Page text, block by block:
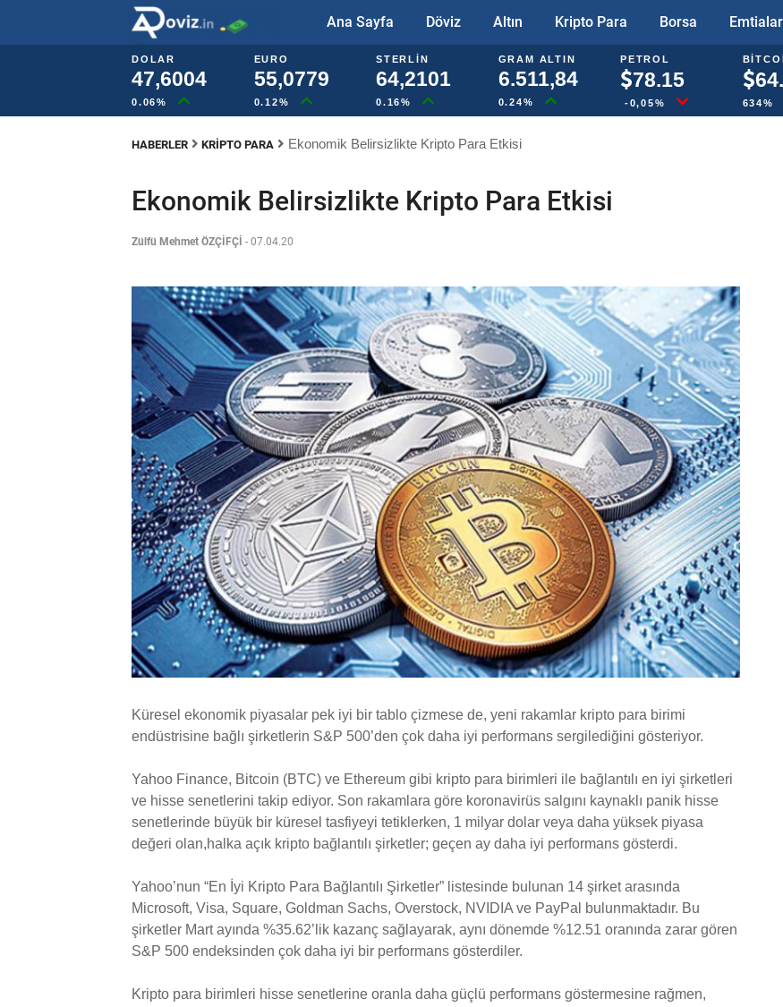
Ana Sayfa Döviz Altın Kripto Para Borsa Emtialar
DOLAR
47,6004
0.06%
EURO
55,0779
0.12%
STERLIN
64,2101
0.16%
GRAM ALTIN
6.511,84
0.24%
PETROL
78.15
-0,05% 634%
HABERLER KRIPTO PARA Ekonomik Belirsizlikte Kripto Para Etkisi
Ekonomik Belirsizlikte Kripto Para Etkisi
Zülfü Mehmet ÖZÇİFÇİ - 07.04.20
Küresel ekonomik piyasalar pek iyi bir tablo çizmese de, yeni rakamlar kripto para birimi
endüstrisine bağlı şirketlerin S&P 500’den çok daha iyi performans sergilediğini gösteriyor.
Yahoo Finance, Bitcoin (BTC) ve Ethereum gibi kripto para birimleri ile bağlantılı en iyi şirketleri
ve hisse senetlerini takip ediyor. Son rakamlara göre koronavirüs salgını kaynaklı panik hisse
senetlerinde büyük bir küresel tasfiyeyi tetiklerken, 1 milyar dolar veya daha yüksek piyasa
değeri olan,halka açık kripto bağlantılı şirketler; geçen ay daha iyi performans gösterdi.
Yahoo’nun “En İyi Kripto Para Bağlantılı Şirketler” listesinde bulunan 14 şirket arasında
Microsoft, Visa, Square, Goldman Sachs, Overstock, NVIDIA ve PayPal bulunmaktadır. Bu
şirketler Mart ayında %35.62’lik kazanç sağlayarak, aynı dönemde %12.51 oranında zarar gören
S&P 500 endeksinden çok daha iyi bir performans gösterdiler.
Kripto para birimleri hisse senetlerine oranla daha güçlü performans göstermesine rağmen,